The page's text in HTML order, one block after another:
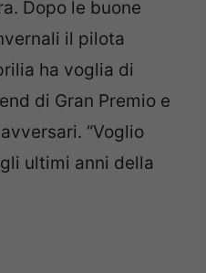
Dopo le buone
il pilota
ha voglia di
di Gran Premio e
“Voglio
ultimi anni della